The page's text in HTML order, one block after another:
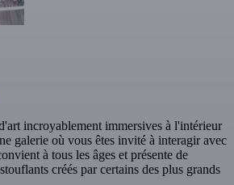
incroyablement immersives à l'intérieur
galerie où vous êtes invité à interagir avec
à tous les âges et présente de
créés par certains des plus grands